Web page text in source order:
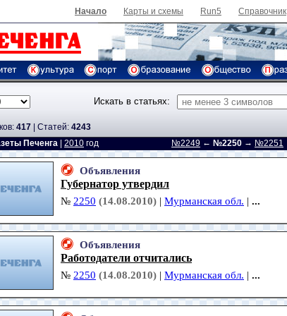
Начало Карты и схемы Run5 Справочник
Искать в статьях:
417 | Cтатей: 4243
Печенга
2010 год №2249 ← №2250 → №2251
Объявления
Губернатор утвердил
№ 2250 (14.08.2010) | Мурманская обл. | ...
Объявления
Работодатели отчитались
№ 2250 (14.08.2010) | Мурманская обл. | ...